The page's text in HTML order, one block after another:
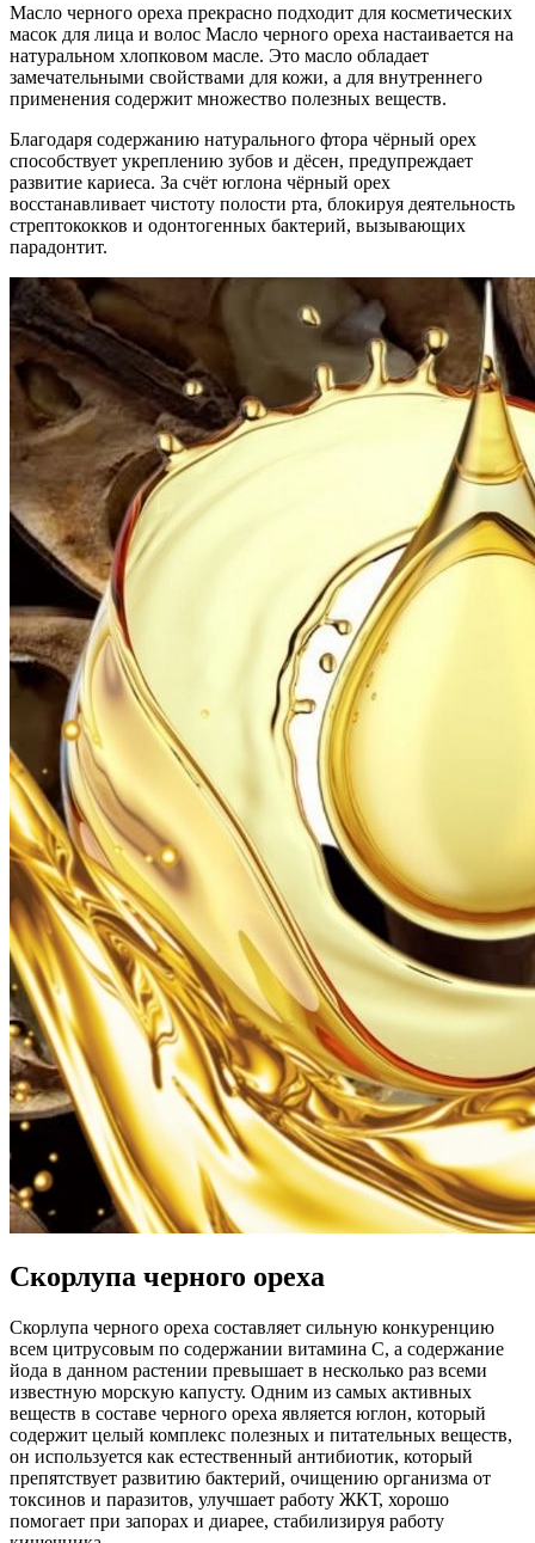
Масло черного ореха прекрасно подходит для косметических
масок для лица и волос Масло черного ореха настаивается на
натуральном хлопковом масле. Это масло обладает
замечательными свойствами для кожи, а для внутреннего
применения содержит множество полезных веществ.
Благодаря содержанию натурального фтора чёрный орех
способствует укреплению зубов и дёсен, предупреждает
развитие кариеса. За счёт юглона чёрный орех
восстанавливает чистоту полости рта, блокируя деятельность
стрептококков и одонтогенных бактерий, вызывающих
парадонтит.
Скорлупа черного ореха
Скорлупа черного ореха составляет сильную конкуренцию
всем цитрусовым по содержании витамина С, а содержание
йода в данном растении превышает в несколько раз всеми
известную морскую капусту. Одним из самых активных
веществ в составе черного ореха является юглон, который
содержит целый комплекс полезных и питательных веществ,
он используется как естественный антибиотик, который
препятствует развитию бактерий, очищению организма от
токсинов и паразитов, улучшает работу ЖКТ, хорошо
помогает при запорах и диарее, стабилизируя работу